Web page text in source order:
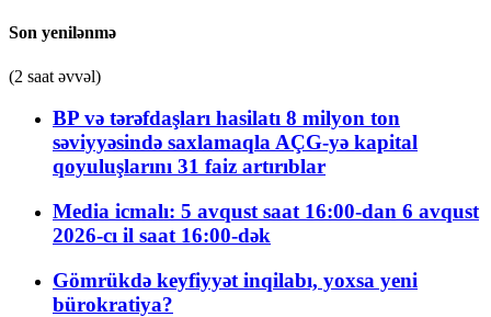
Son yenilənmə
(2 saat əvvəl)
BP və tərəfdaşları hasilatı 8 milyon ton
səviyyəsində saxlamaqla AÇG-yə kapital
qoyuluşlarını 31 faiz artırıblar
Media icmalı: 5 avqust saat 16:00-dan 6 avqust
2026-cı il saat 16:00-dək
Gömrükdə keyfiyyət inqilabı, yoxsa yeni
bürokratiya?